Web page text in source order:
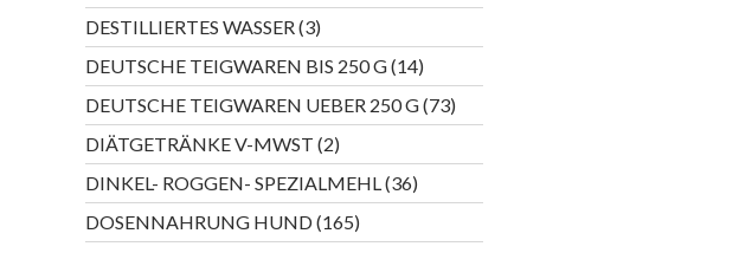
Produkte
DESTILLIERTES WASSER 33
Produkte
DEUTSCHE TEIGWAREN BIS 250 G 1414
Produkte
DEUTSCHE TEIGWAREN UEBER 250 G 7373
Produkte
DIÄTGETRÄNKE V-MWST 22
Produkte
DINKEL- ROGGEN- SPEZIALMEHL 3636
Produkte
DOSENNAHRUNG HUND 165165
Produkte